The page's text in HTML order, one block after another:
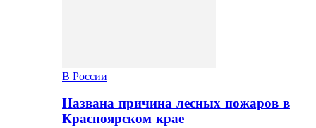
В России
Названа причина лесных пожаров в
Красноярском крае